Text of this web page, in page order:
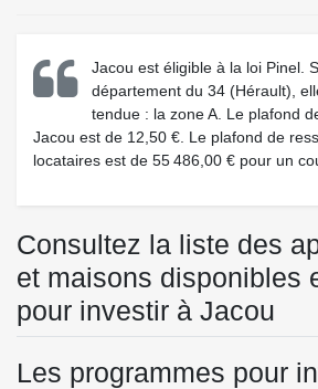
Jacou est éligible à la loi Pinel.
département du 34 (Hérault),
tendue : la zone A. Le plafond
Jacou est de 12,50 €. Le plafond de
locataires est de 55 486,00 € pour un
Consultez la liste des
et maisons disponibles
pour investir à Jacou
Les programmes pour